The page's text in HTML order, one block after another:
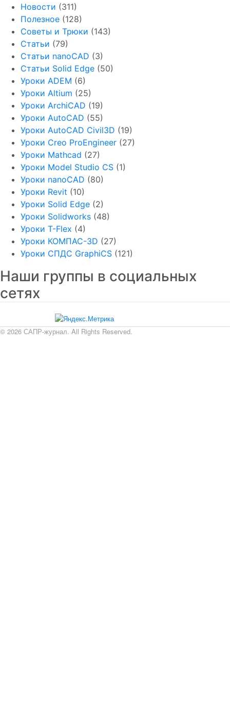
Новости (311)
Полезное (128)
Советы и Трюки (143)
Статьи (79)
Статьи nanoCAD (3)
Статьи Solid Edge (50)
Уроки ADEM (6)
Уроки Altium (25)
Уроки ArchiCAD (19)
Уроки AutoCAD (55)
Уроки AutoCAD Civil3D (19)
Уроки Creo ProEngineer (27)
Уроки Mathcad (27)
Уроки Model Studio CS (1)
Уроки nanoCAD (80)
Уроки Revit (10)
Уроки Solid Edge (2)
Уроки Solidworks (48)
Уроки T-Flex (4)
Уроки КОМПАС-3D (27)
Уроки СПДС GraphiCS (121)
Наши группы в социальных
сетях
© 2026 САПР-журнал. All Rights Reserved.